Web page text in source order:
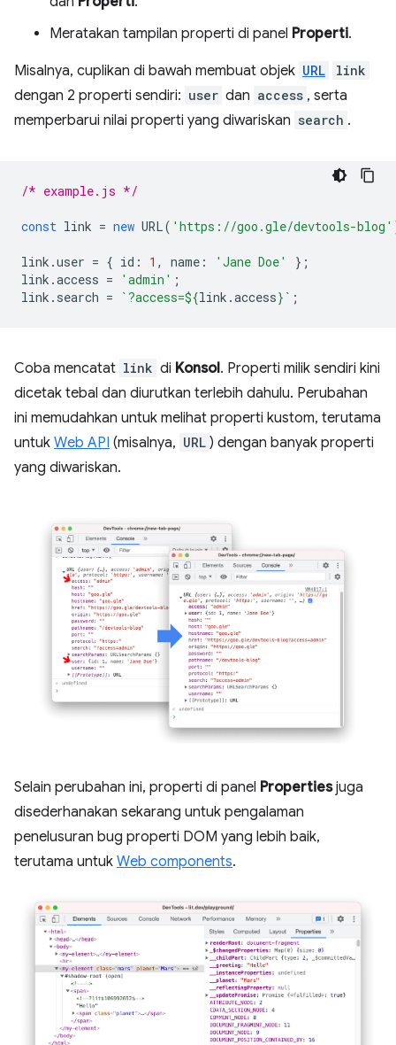
Meratakan tampilan properti di panel Properti.
Misalnya, cuplikan di bawah membuat objek URL link
dengan 2 properti sendiri: user dan access , serta
memperbarui nilai properti yang diwariskan search .
/* example.js */
const link = new URL( 'https://goo.gle/devtools-blog'
link .user = { id : 1 , name : 'Jane Doe'
};
link .access = 'admin' ;
link . search = `?access=${link .access} ` ;
Coba mencatat link di Konsol. Properti milik sendiri kini
dicetak tebal dan diurutkan terlebih dahulu. Perubahan
ini memudahkan untuk melihat properti kustom, terutama
untuk Web API (misalnya, URL ) dengan banyak properti
yang diwariskan.
Selain perubahan ini, properti di panel Propertiesjuga
disederhanakan sekarang untuk pengalaman
penelusuran bug properti DOM yang lebih baik,
terutama untuk Web components.